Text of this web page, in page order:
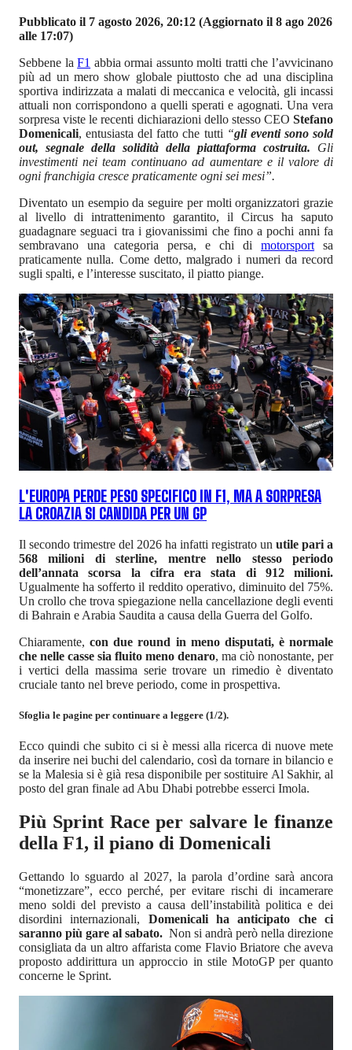
Pubblicato il 7 agosto 2026, 20:12 (Aggiornato il 8 ago 2026
alle 17:07)
Sebbene laF1 abbia ormai assunto molti tratti che l’avvicinano
più ad un mero show globale piuttosto che ad una disciplina
sportiva indirizzata a malati di meccanica e velocità, gli incassi
attuali non corrispondono a quelli sperati e agognati. Una vera
sorpresa viste le recenti dichiarazioni dello stesso CEO Stefano
Domenicali, entusiasta del fatto che tutti “gli eventi sono sold
out, segnale della solidità della piattaforma costruita. Gli
investimenti nei team continuano ad aumentare e il valore di
ogni franchigia cresce praticamente ogni sei mesi”.
Diventato un esempio da seguire per molti organizzatori grazie
al livello di intrattenimento garantito, il Circus ha saputo
guadagnare seguaci tra i giovanissimi che fino a pochi anni fa
sembravano una categoria persa, e chi di motorsport sa
praticamente nulla. Come detto, malgrado i numeri da record
sugli spalti, e l’interesse suscitato, il piatto piange.
L'EUROPA PERDE PESO SPECIFICO IN F1, MA A SORPRESA
LA CROAZIA SI CANDIDA PER UN GP
Il secondo trimestre del 2026 ha infatti registrato un utile pari a
568 milioni di sterline, mentre nello stesso periodo
dell’annata scorsa la cifra era stata di 912 milioni.
Ugualmente ha sofferto il reddito operativo, diminuito del 75%.
Un crollo che trova spiegazione nella cancellazione degli eventi
di Bahrain e Arabia Saudita a causa della Guerra del Golfo.
Chiaramente, con due round in meno disputati, è normale
che nelle casse sia fluito meno denaro, ma ciò nonostante, per
i vertici della massima serie trovare un rimedio è diventato
cruciale tanto nel breve periodo, come in prospettiva.
Sfoglia le pagine per continuare a leggere (1/2).
Ecco quindi che subito ci si è messi alla ricerca di nuove mete
da inserire nei buchi del calendario, così da tornare in bilancio e
se la Malesia si è già resa disponibile per sostituire Al Sakhir, al
posto del gran finale ad Abu Dhabi potrebbe esserci Imola.
Più Sprint Race per salvare le finanze
della F1, il piano di Domenicali
Gettando lo sguardo al 2027, la parola d’ordine sarà ancora
“monetizzare”, ecco perché, per evitare rischi di incamerare
meno soldi del previsto a causa dell’instabilità politica e dei
disordini internazionali, Domenicali ha anticipato che ci
saranno più gare al sabato. Non si andrà però nella direzione
consigliata da un altro affarista come Flavio Briatore che aveva
proposto addirittura un approccio in stile MotoGP per quanto
concerne le Sprint.